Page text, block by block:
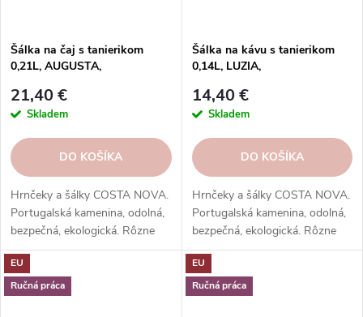
Šálka na čaj s tanierikom
0,21L, AUGUSTA,
Nova
21,40 €
Skladem
DO KOŠÍKA
Hrnčeky a šálky COSTA NOVA.
Portugalská kamenina, odolná,
bezpečná, ekologická. Rôzne
tvary, farby, vzory. Ideálne na
kávu, espresso, cappuccino,
lungo, čaj, kakao a iné.
Šálka na kávu s tanierikom
0,14L, LUZIA,
14,40 €
Skladem
DO KOŠÍKA
Hrnčeky a šálky COSTA NOVA.
Portugalská kamenina, odolná,
bezpečná, ekologická. Rôzne
tvary, farby, vzory. Ideálne na
kávu, espresso, cappuccino,
lungo, čaj, kakao a iné.
EU
Ručná práca
EU
Ručná práca